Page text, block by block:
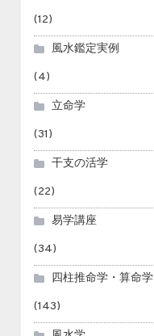
(12)
風水鑑定実例
(4)
立命学
(31)
干支の活学
(22)
易学講座
(34)
四柱推命学・算命学
(143)